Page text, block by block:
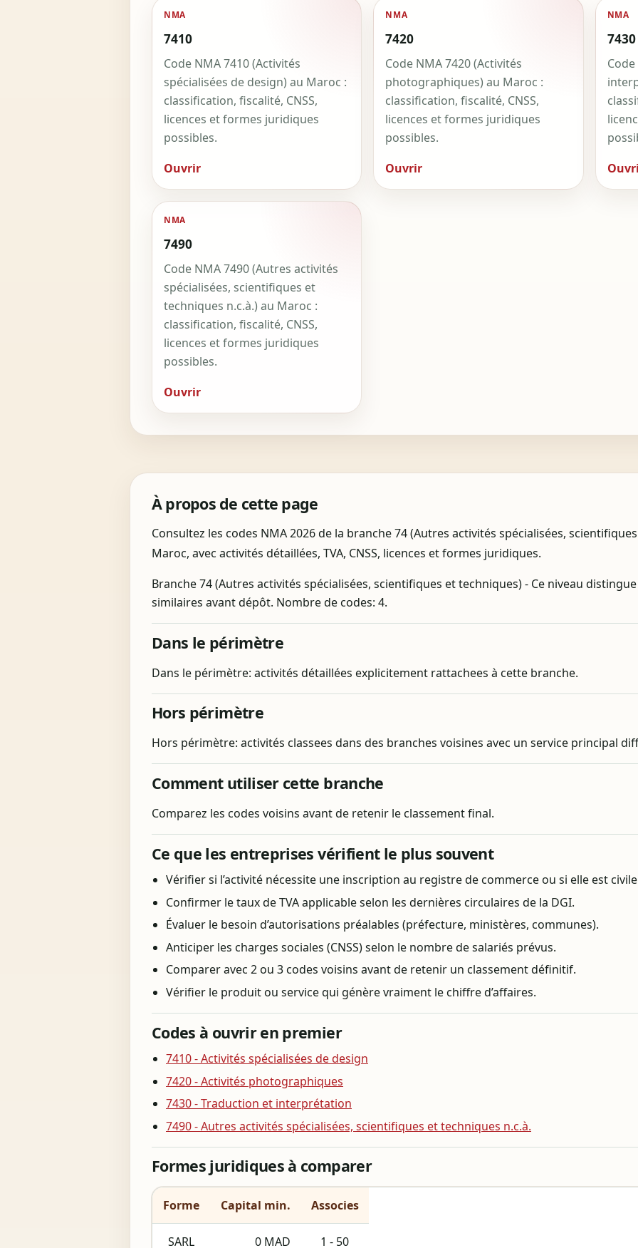
NMA
7410
Code NMA 7410 (Activités
spécialisées de design) au Maroc :
classification, fiscalité, CNSS,
licences et formes juridiques
possibles.
Ouvrir
NMA
7420
Code NMA 7420 (Activités
photographiques) au Maroc :
classification, fiscalité, CNSS,
licences et formes juridiques
possibles.
Ouvrir
NMA
7430
NMA
7490
Code NMA 7490 (Autres activités
spécialisées, scientifiques et
techniques n.c.à.) au Maroc :
classification, fiscalité, CNSS,
licences et formes juridiques
possibles.
Ouvrir
À propos de cette page
Consultez les codes NMA 2026 de la branche 74 (Autres activités spécialisées,
Maroc, avec activités détaillées, TVA, CNSS, licences et formes juridiques.
Branche 74 (Autres activités spécialisées, scientifiques et techniques) - Ce niveau
similaires avant dépôt. Nombre de codes: 4.
Dans le périmètre
Dans le périmètre: activités détaillées explicitement rattachees à cette branche.
Hors périmètre
Hors périmètre: activités classees dans des branches voisines avec un service principal
Comment utiliser cette branche
Comparez les codes voisins avant de retenir le classement final.
Ce que les entreprises vérifient le plus souvent
Vérifier si l’activité nécessite une inscription au registre de commerce ou si elle est
Confirmer le taux de TVA applicable selon les dernières circulaires de la DGI.
Évaluer le besoin d’autorisations préalables (préfecture, ministères, communes).
Anticiper les charges sociales (CNSS) selon le nombre de salariés prévus.
Comparer avec 2 ou 3 codes voisins avant de retenir un classement définitif.
Vérifier le produit ou service qui génère vraiment le chiffre d’affaires.
Codes à ouvrir en premier
7410 - Activités spécialisées de design
7420 - Activités photographiques
7430 - Traduction et interprétation
7490 - Autres activités spécialisées, scientifiques et techniques n.c.à.
Formes juridiques à comparer
Forme Capital min. Associes
SARL 0 MAD 1 - 50